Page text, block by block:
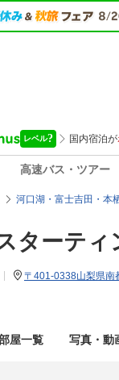
高速バス・ツアー
河口湖・富士吉田・本
ーティ
〒401-0338山梨県南
屋一覧 写真・動